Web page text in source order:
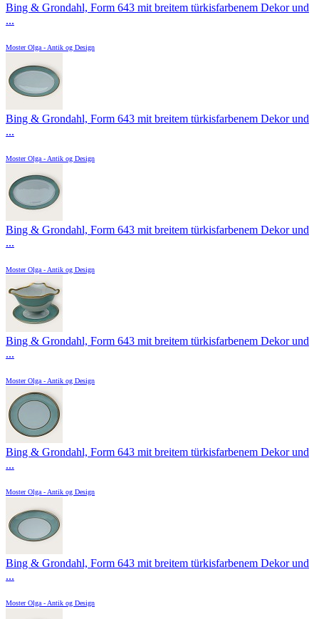
Bing & Grondahl, Form 643 mit breitem türkisfarbenem Dekor und
...
Moster Olga - Antik og Design
Bing & Grondahl, Form 643 mit breitem türkisfarbenem Dekor und
...
Moster Olga - Antik og Design
Bing & Grondahl, Form 643 mit breitem türkisfarbenem Dekor und
...
Moster Olga - Antik og Design
Bing & Grondahl, Form 643 mit breitem türkisfarbenem Dekor und
...
Moster Olga - Antik og Design
Bing & Grondahl, Form 643 mit breitem türkisfarbenem Dekor und
...
Moster Olga - Antik og Design
Bing & Grondahl, Form 643 mit breitem türkisfarbenem Dekor und
...
Moster Olga - Antik og Design